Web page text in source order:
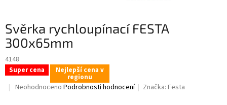
Svěrka rychloupínací FESTA
300x65mm
4148
Super cena Nejlepší cena v
regionu
Průměrné
Neohodnoceno Podrobnosti hodnocení Značka:Festa